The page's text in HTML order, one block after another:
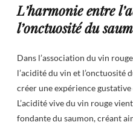
L’harmonie entre
l’onctuosité du
Dans l’association du vin
l’acidité du vin et l’onctuosité
créer une expérience
L’acidité vive du vin rouge
fondante du saumon, créant